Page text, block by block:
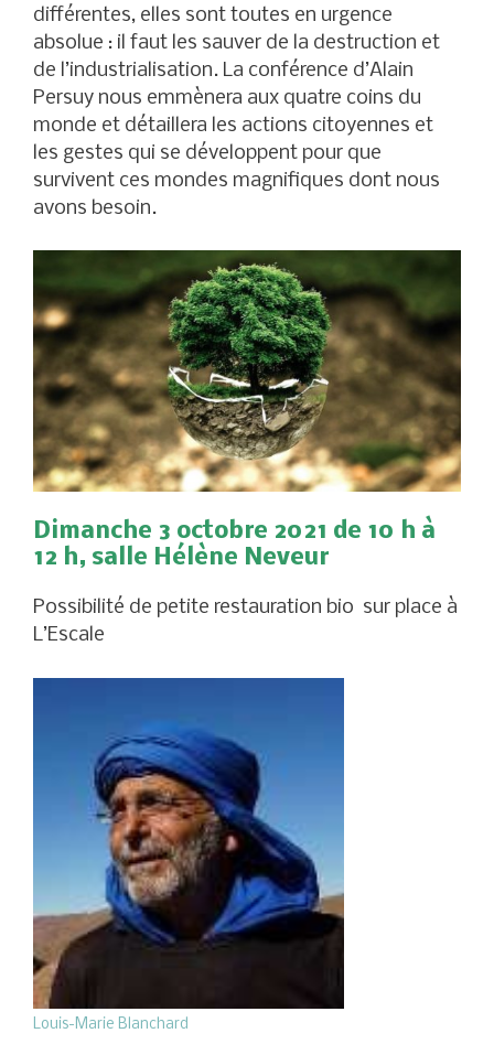
différentes, elles sont toutes en urgence
absolue : il faut les sauver de la destruction et
de l’industrialisation. La conférence d’Alain
Persuy nous emmènera aux quatre coins du
monde et détaillera les actions citoyennes et
les gestes qui se développent pour que
survivent ces mondes magnifiques dont nous
avons besoin.
Dimanche 3 octobre 2021 de 10 h à
12 h, salle Hélène Neveur
Possibilité de petite restauration bio sur place à
L’Escale
Louis-Marie Blanchard